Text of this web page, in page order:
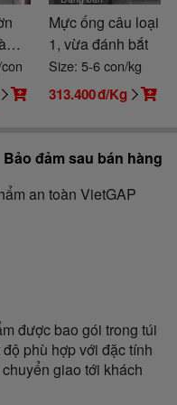
Mực ống câu loại
1, vừa đánh bắt
Size: 5-6 con/kg
313.400đ/Kg
Bảo đảm sau bán hàng
an toàn VietGAP
được bao gói trong túi
phù hợp với đặc tính
giao tới khách